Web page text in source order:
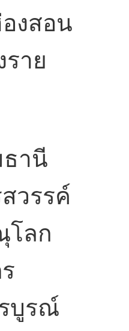
งสอน
ราย
านี
วรรค์
โลก
บูรณ์